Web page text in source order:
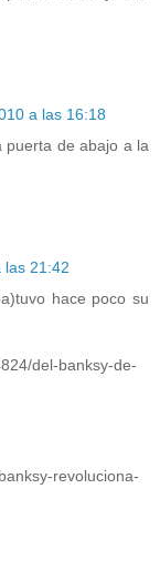
a las 16:18
puerta de abajo a la
las 21:42
hace poco su
del-banksy-de-
revoluciona-